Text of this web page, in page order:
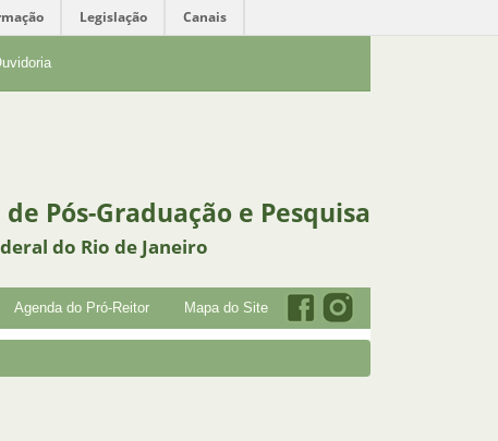
Legislação Canais
Pós-Graduação e Pesquisa
do Rio de Janeiro
Agenda do Pró-Reitor Mapa do Site